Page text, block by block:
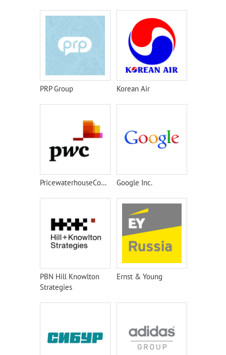
PRP Group Korean Air
PricewaterhouseCoopers Google Inc.
PBN Hill Knowlton
Strategies
Ernst & Young